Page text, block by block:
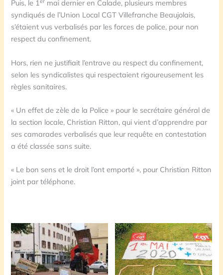
Puis, le 1
mai dernier en Calade, plusieurs membres
syndiqués de l’Union Local CGT Villefranche Beaujolais,
s’étaient vus verbalisés par les forces de police, pour non
respect du confinement.
Hors, rien ne justifiait l’entrave au respect du confinement,
selon les syndicalistes qui respectaient rigoureusement les
règles sanitaires.
« Un effet de zèle de la Police » pour le secrétaire général de
la section locale, Christian Ritton, qui vient d’apprendre par
ses camarades verbalisés que leur requête en contestation
a été classée sans suite.
« Le bon sens et le droit l’ont emporté », pour Christian Ritton
joint par téléphone.